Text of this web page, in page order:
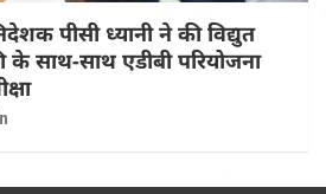
पीसी ध्यानी ने की विद्युत
साथ-साथ एडीबी परियोजना